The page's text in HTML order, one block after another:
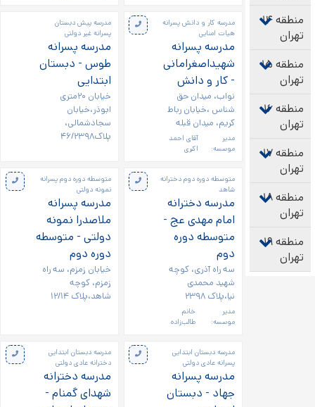
منطقه ۱۴
تهران
منطقه ۱۵
تهران
منطقه ۱۶
تهران
منطقه ۱۷
تهران
منطقه ۱۸
تهران
منطقه ۱۹
تهران
مدرسه کار و دانش پسرانه
هیات امنایی
مدرسه پسرانه
شهیداصغرامانی
- کار و دانش
نواب، میدان حق
شناس ،خیابان رباط
کریم، میدان قبله
مدیر
موسسه:
آقای احمد
اکبری
مدرسه پیش دبستان
پسرانه غیر دولتی
مدرسه پسرانه
طوس - دبستان
ابتدایی
خیابان ۲۰متری
ابوذر،خیابان
سجادشمالی،
پلاک۴۶/۲۳۹۸
متوسطه دوره دوم دخترانه
شاهد
مدرسه دخترانه
امام مهدی عج -
متوسطه دوره
دوم
سه راه آذری، کوچه
شهید محمدی
نیا،پلاک ۲۳۹۸
مدیر
موسسه:
خانم
طالب‌زاده
متوسطه دوره دوم پسرانه
نمونه دولتی
مدرسه پسرانه
ملاصدرا نمونه
دولتی - متوسطه
دوره دوم
خیابان زمزم، سه راه
زمزم، کوچه
شاهد،پلاک ۱۲/۱۴
مدرسه دبستان ابتدایی
پسرانه عادی دولتی
مدرسه پسرانه
جهاد - دبستان
مدرسه دبستان ابتدایی
دخترانه عادی دولتی
مدرسه دخترانه
شهدای گمنام -